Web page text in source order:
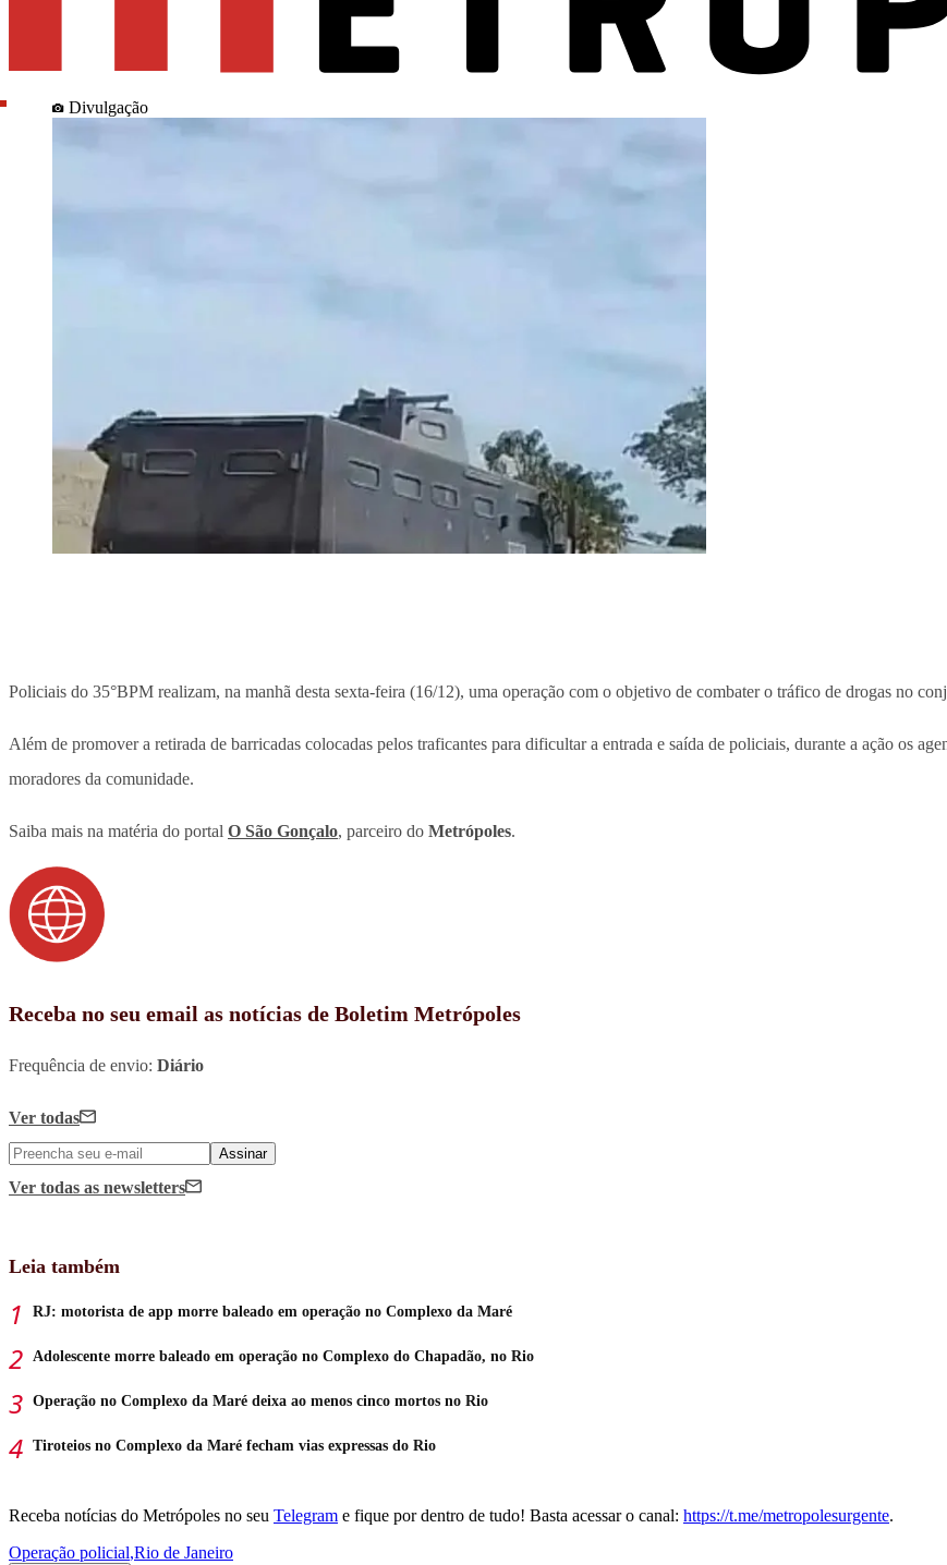
Divulgação
Policiais do 35°BPM realizam, na manhã desta sexta-feira (16/12), uma operação com o objetivo de combater o tráfico de drogas no
Além de promover a retirada de barricadas colocadas pelos traficantes para dificultar a entrada e saída de policiais, durante a ação os
moradores da comunidade.
Saiba mais na matéria do portal O São Gonçalo, parceiro do Metrópoles.
Receba no seu email as notícias de Boletim Metrópoles
Frequência de envio: Diário
Ver todas
Assinar
Ver todas as newsletters
Leia também
RJ: motorista de app morre baleado em operação no Complexo da Maré
Adolescente morre baleado em operação no Complexo do Chapadão, no Rio
Operação no Complexo da Maré deixa ao menos cinco mortos no Rio
Tiroteios no Complexo da Maré fecham vias expressas do Rio
Receba notícias do Metrópoles no seu Telegram e fique por dentro de tudo! Basta acessar o canal: https://t.me/metropolesurgente.
Operação policial,Rio de Janeiro